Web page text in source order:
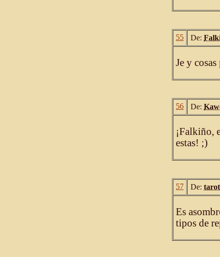
55 De:
Je y
56 De:
¡Falkiño,
estas! ;)
57 De:
Es
tipos de